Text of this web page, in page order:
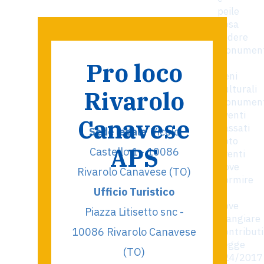
peile
Cosa
vedere
Beni
Culturali
Eventi
passati
Foto
eventi
Dove
dormire
dove
mangiare
Contributi
Legge
124/2017
Pro loco
Rivarolo
Canavese
APS
Sede legaleVicolo
Castello 1 - 10086
Rivarolo Canavese (TO)
Ufficio Turistico
Piazza Litisetto snc -
10086 Rivarolo Canavese
(TO)